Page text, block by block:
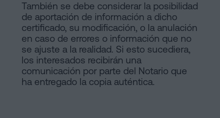
También se debe considerar la posibilidad
de aportación de información a dicho
certificado, su modificación, o la anulación
en caso de errores o información que no
se ajuste a la realidad. Si esto sucediera,
los interesados recibirán una
comunicación por parte del Notario que
ha entregado la copia auténtica.